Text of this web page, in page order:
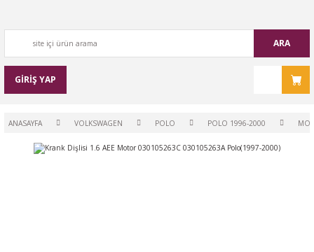
ARA
GİRİŞ YAP
ANASAYFA VOLKSWAGEN POLO POLO 1996-2000